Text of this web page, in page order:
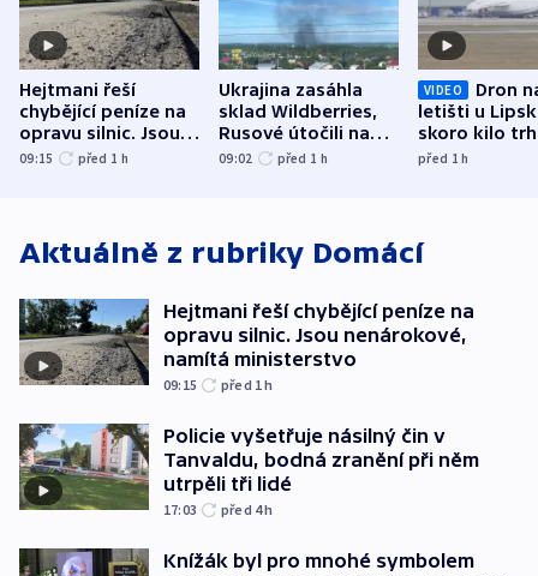
Hejtmani řeší
chybějící peníze na
opravu silnic. Jsou
nenárokové, namítá
09:15 před 1 h
Ukrajina zasáhla
sklad Wildberries,
Rusové útočili na
trh, hasiče či
09:02 před 1 h
VIDEO
Dron
letišti u
skoro kilo
indicie
před 1h
Aktuálně z rubriky Domácí
Hejtmani řeší chybějící peníze na
opravu silnic. Jsou nenárokové,
namítá ministerstvo
09:15 před 1h
Policie vyšetřuje násilný čin v
Tanvaldu, bodná zranění při něm
utrpěli tři lidé
17:03 před 4h
Knížák byl pro mnohé symbolem